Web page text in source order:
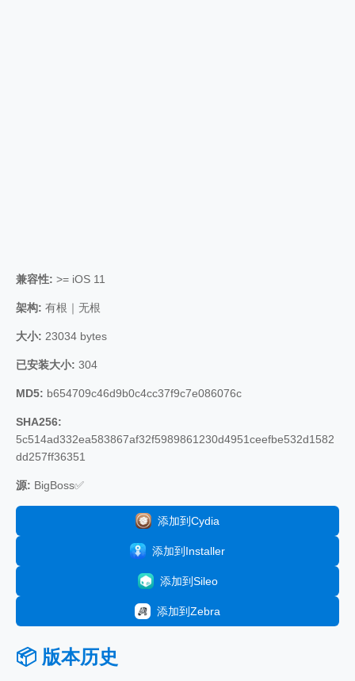
兼容性: >= iOS 11
架构: 有根｜无根
大小: 23034 bytes
已安装大小: 304
MD5: b654709c46d9b0c4cc37f9c7e086076c
SHA256:
5c514ad332ea583867af32f5989861230d4951ceefbe532d1582
dd257ff36351
源: BigBoss✅
添加到Cydia
添加到Installer
添加到Sileo
添加到Zebra
📦 版本历史